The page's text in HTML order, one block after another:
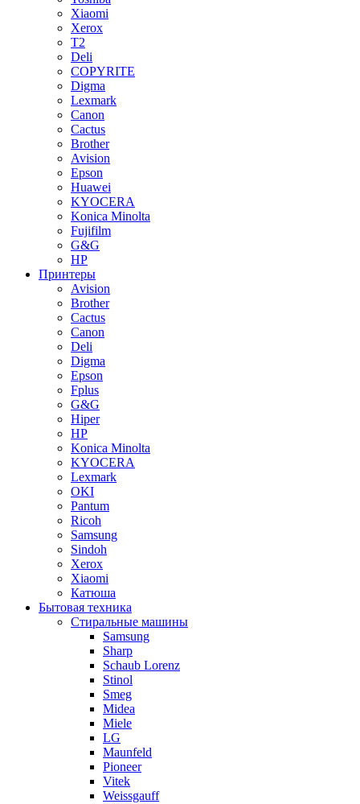
Xiaomi
Xerox
T2
Deli
COPYRITE
Digma
Lexmark
Canon
Cactus
Brother
Avision
Epson
Huawei
KYOCERA
Konica Minolta
Fujifilm
G&G
HP
Принтеры
Avision
Brother
Cactus
Canon
Deli
Digma
Epson
Fplus
G&G
Hiper
HP
Konica Minolta
KYOCERA
Lexmark
OKI
Pantum
Ricoh
Samsung
Sindoh
Xerox
Xiaomi
Катюша
Бытовая техника
Стиральные машины
Samsung
Sharp
Schaub Lorenz
Stinol
Smeg
Midea
Miele
LG
Maunfeld
Pioneer
Vitek
Weissgauff